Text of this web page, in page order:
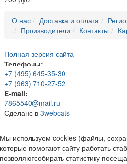
О нас Доставка и оплата
Производители
Контакты
Полная версия сайта
Телефоны:
+7 (495) 645-35-30
+7 (963) 710-27-52
E-mail:
7865540@mail.ru
Сделано в 3webcats
Мы используем cookies (файлы,
которые помогают сайту работать
позволяютсобирать статистику